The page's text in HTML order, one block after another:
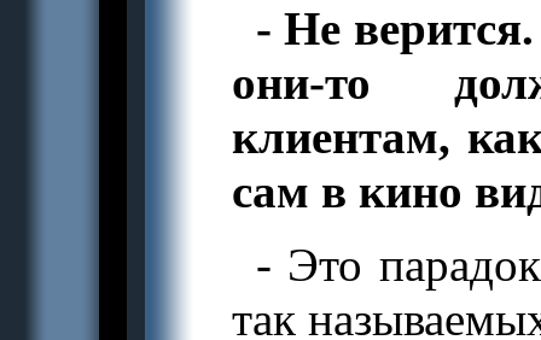
- Не
они-то
клиентам,
сам в кино
- Это
так